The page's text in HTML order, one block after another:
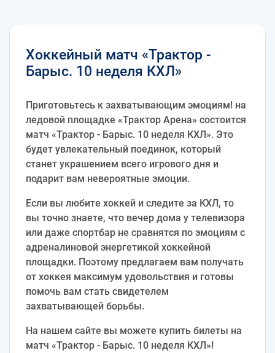
Хоккейный матч «Трактор -
Барыс. 10 неделя КХЛ»
Приготовьтесь к захватывающим эмоциям! на
ледовой площадке «Трактор Арена» состоится
матч «Трактор - Барыс. 10 неделя КХЛ». Это
будет увлекательный поединок, который
станет украшением всего игрового дня и
подарит вам невероятные эмоции.
Если вы любите хоккей и следите за КХЛ, то
вы точно знаете, что вечер дома у телевизора
или даже спортбар не сравнятся по эмоциям с
адреналиновой энергетикой хоккейной
площадки. Поэтому предлагаем вам получать
от хоккея максимум удовольствия и готовы
помочь вам стать свидетелем
захватывающей борьбы.
На нашем сайте вы можете купить билеты на
матч «Трактор - Барыс. 10 неделя КХЛ»!